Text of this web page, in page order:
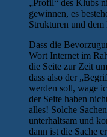
„Profil“ des Klubs
gewinnen, es
Strukturen und
Dass die
Wort Internet im
die Seite zur Zeit
dass also der
werden soll, wage
der Seite haben
alles! Solche
unterhaltsam und
dann ist die Sache